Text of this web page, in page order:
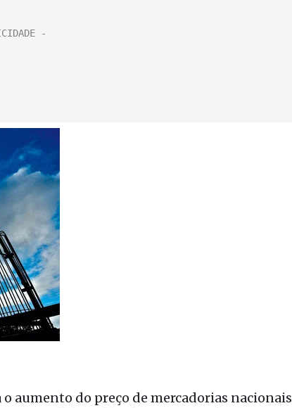
aumento do preço de mercadorias nacionais